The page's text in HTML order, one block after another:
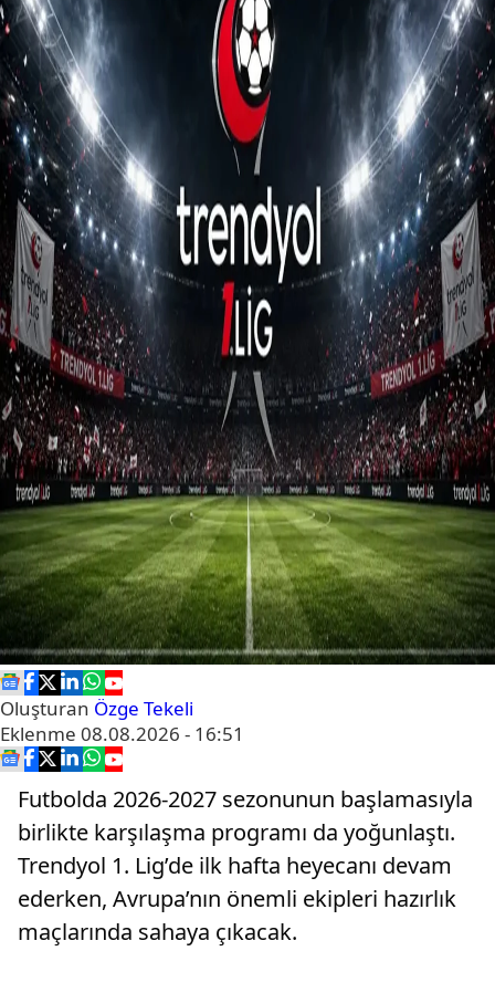
Oluşturan Özge Tekeli
Eklenme 08.08.2026 - 16:51
Futbolda 2026-2027 sezonunun başlamasıyla
birlikte karşılaşma programı da yoğunlaştı.
Trendyol 1. Lig’de ilk hafta heyecanı devam
ederken, Avrupa’nın önemli ekipleri hazırlık
maçlarında sahaya çıkacak.